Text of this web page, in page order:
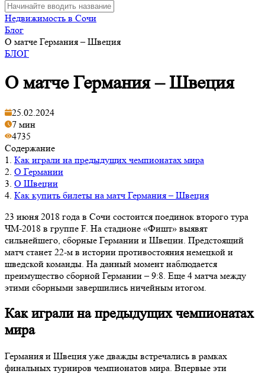
Недвижимость в Сочи
Блог
О матче Германия – Швеция
БЛОГ
О матче Германия – Швеция
25.02.2024
7 мин
4735
Содержание
1. Как играли на предыдущих чемпионатах мира
2. О Германии
3. О Швеции
4. Как купить билеты на матч Германия – Швеция
23 июня 2018 года в Сочи состоится поединок второго тура
ЧМ-2018 в группе F. На стадионе «Фишт» выявят
сильнейшего, сборные Германии и Швеции. Предстоящий
матч станет 22-м в истории противостояния немецкой и
шведской команды. На данный момент наблюдается
преимущество сборной Германии – 9:8. Еще 4 матча между
этими сборными завершились ничейным итогом.
Как играли на предыдущих чемпионатах
мира
Германия и Швеция уже дважды встречались в рамках
финальных турниров чемпионатов мира. Впервые эти